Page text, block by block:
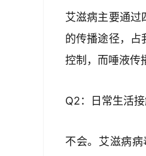
艾滋病主要通过
的传播途径，占
控制，而唾液传
Q2：日常生活
不会。艾滋病